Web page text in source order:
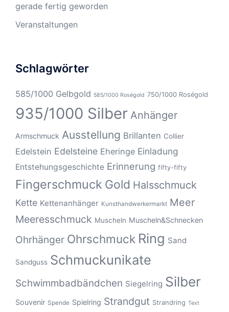
gerade fertig geworden
Veranstaltungen
Schlagwörter
585/1000 Gelbgold 585/1000 Roségold 750/1000 Roségold
935/1000 Silber Anhänger
Armschmuck Ausstellung Brillanten Collier
Edelstein Edelsteine Eheringe Einladung
Entstehungsgeschichte Erinnerung fifty-fifty
Fingerschmuck Gold Halsschmuck
Kette Kettenanhänger Kunsthandwerkermarkt Meer
Meeresschmuck Muscheln Muscheln&Schnecken
Ohrhänger Ohrschmuck Ring Sand
Sandguss Schmuckunikate
Schwimmbadbändchen Siegelring Silber
Souvenir Spende Spielring Strandgut Strandring Text